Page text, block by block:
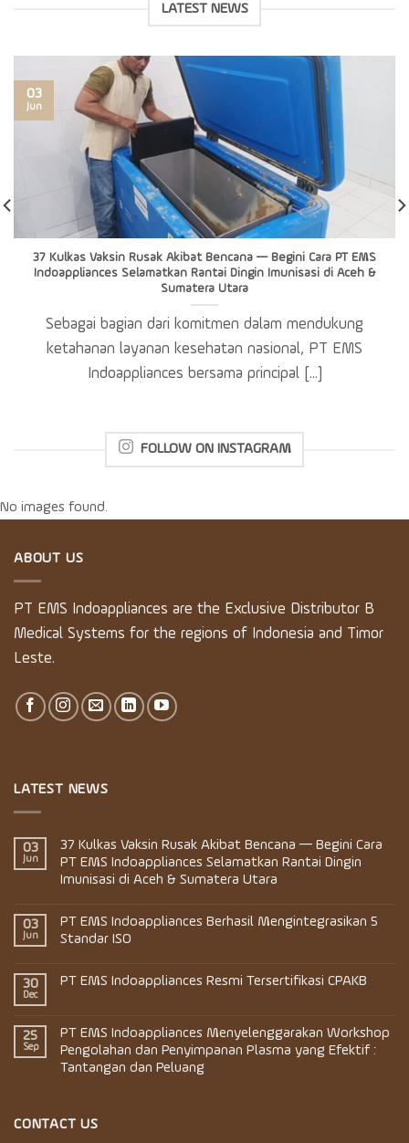
LATEST NEWS
37 Kulkas Vaksin Rusak Akibat Bencana — Begini Cara PT EMS
Indoappliances Selamatkan Rantai Dingin Imunisasi di Aceh &
Sumatera Utara
Sebagai bagian dari komitmen dalam mendukung
ketahanan layanan kesehatan nasional, PT EMS
Indoappliances bersama principal [...]
03
Jun
FOLLOW ON INSTAGRAM
No images found.
ABOUT US
PT EMS Indoappliances are the Exclusive Distributor B
Medical Systems for the regions of Indonesia and Timor
Leste.
LATEST NEWS
03
Jun
37 Kulkas Vaksin Rusak Akibat Bencana — Begini Cara
PT EMS Indoappliances Selamatkan Rantai Dingin
Imunisasi di Aceh & Sumatera Utara
03
Jun
PT EMS Indoappliances Berhasil Mengintegrasikan 5
Standar ISO
30
Dec
PT EMS Indoappliances Resmi Tersertifikasi CPAKB
25
Sep
PT EMS Indoappliances Menyelenggarakan Workshop
Pengolahan dan Penyimpanan Plasma yang Efektif :
Tantangan dan Peluang
CONTACT US